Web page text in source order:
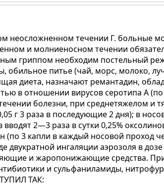
неосложненном течении Г. больные
и молниеносном течении
гриппом необходим постельный
обильное питье (чай, морс, молоко,
диета, назначают ремантадин,
в отношении вирусов серотипа А (по
болезни, при среднетяжелом и
г 3 раза в последующие 2 дня); в
2—3 раза в сутки 0,25%
(по 3 капли в каждый носовой проход
двукратной ингаляции аэрозоля в
и жаропонижающие средства.
и сульфаниламиды,
ТАК: